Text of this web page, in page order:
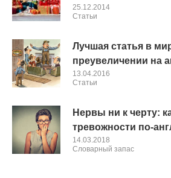
25.12.2014
Cтатьи
Лучшая статья в
преувеличении на
13.04.2016
Cтатьи
Нервы ни к черту:
тревожности по-
14.03.2018
Словарный запас